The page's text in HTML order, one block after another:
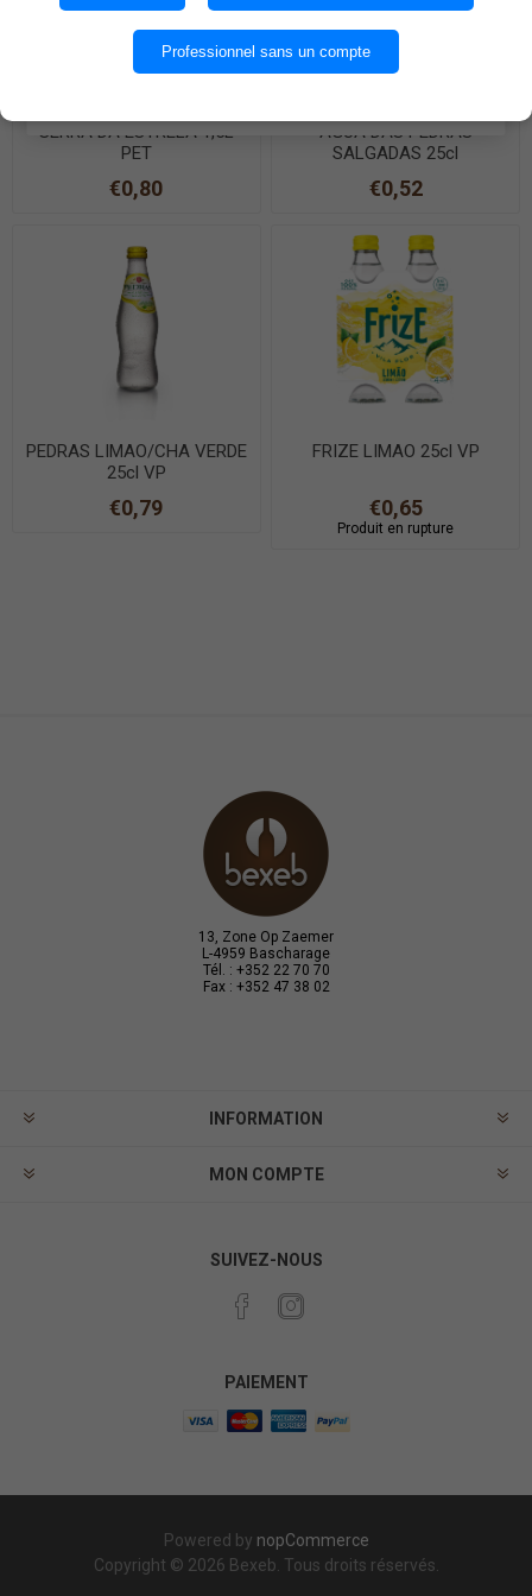
SERRA DA ESTRELA 1,5L
PET
€0,80
AGUA DAS PEDRAS
SALGADAS 25cl
€0,52
PEDRAS LIMAO/CHA VERDE
25cl VP
€0,79
FRIZE LIMAO 25cl VP
€0,65
Produit en rupture
13, Zone Op Zaemer
L-4959 Bascharage
Tél. : +352 22 70 70
Fax : +352 47 38 02
INFORMATION
MON COMPTE
SUIVEZ-NOUS
PAIEMENT
Powered by nopCommerce
Copyright © 2026 Bexeb. Tous droits réservés.
OK
Professionnel sans un compte